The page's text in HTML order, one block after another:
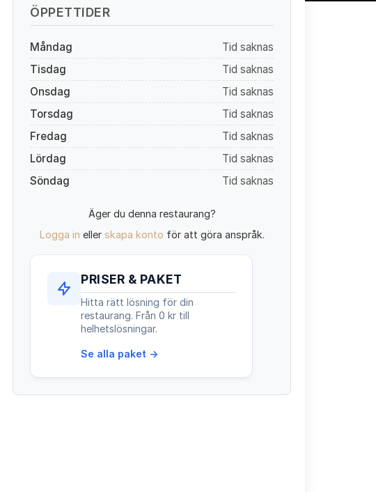
ÖPPETTIDER
Måndag
Tid saknas
Tisdag
Tid saknas
Onsdag
Tid saknas
Torsdag
Tid saknas
Fredag
Tid saknas
Lördag
Tid saknas
Söndag
Tid saknas
Äger du denna restaurang?
Logga in eller skapa konto för att göra anspråk.
PRISER & PAKET
Hitta rätt lösning för din
restaurang. Från 0 kr till
helhetslösningar.
Se alla paket →